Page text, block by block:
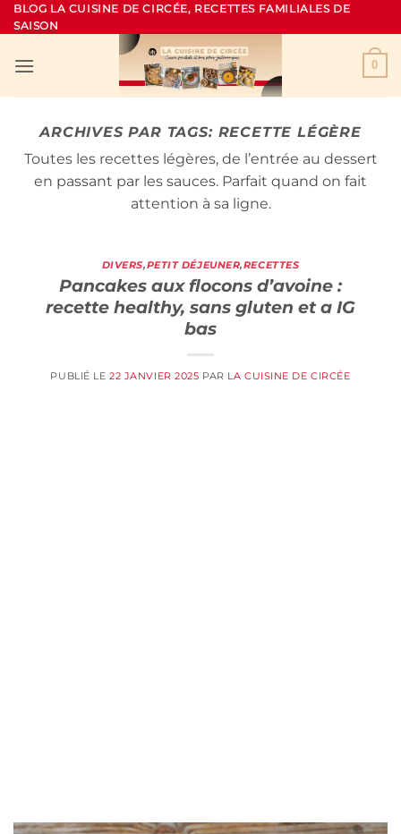
Passer
au
BLOG LA CUISINE DE CIRCÉE, RECETTES FAMILIALES DE
SAISON
0
ARCHIVES PAR TAGS: RECETTE LÉGÈRE
Toutes les recettes légères, de l’entrée au dessert
en passant par les sauces. Parfait quand on fait
attention à sa ligne.
DIVERS,PETIT DÉJEUNER,RECETTES
Pancakes aux flocons d’avoine :
recette healthy, sans gluten et a IG
bas
PUBLIÉ LE22 JANVIER 2025 PAR LA CUISINE DE CIRCÉE